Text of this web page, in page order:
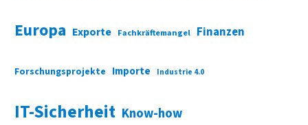
Europa Exporte Fachkräftemangel Finanzen
Forschungsprojekte Importe Industrie 4.0
IT-Sicherheit Know-how